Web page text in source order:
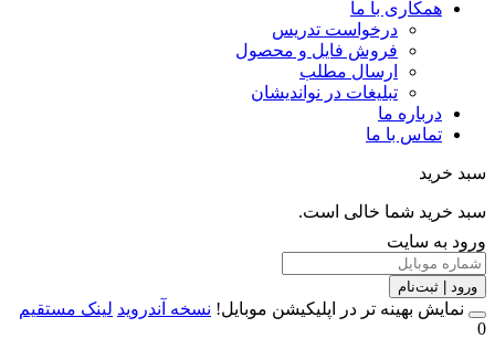
همکاری با ما
درخواست تدریس
فروش فایل و محصول
ارسال مطلب
تبلیغات در نواندیشان
درباره ما
تماس با ما
خرید شما خالی است.
به سایت
| ثبت‌نام
بهینه تر در اپلیکیشن موبایل!نسخه آندروید لینک مستقیم